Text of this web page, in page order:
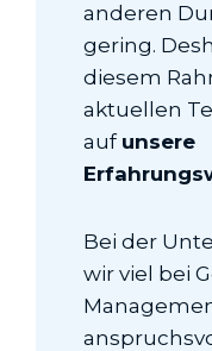
anderen
gering.
diesem
aktuellen
auf unsere
Bei der
wir viel bei